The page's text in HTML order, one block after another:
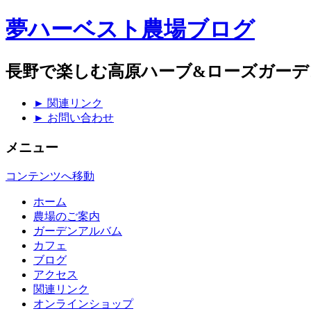
夢ハーベスト農場ブログ
長野で楽しむ高原ハーブ&ローズガー
► 関連リンク
► お問い合わせ
メニュー
コンテンツへ移動
ホーム
農場のご案内
ガーデンアルバム
カフェ
ブログ
アクセス
関連リンク
オンラインショップ